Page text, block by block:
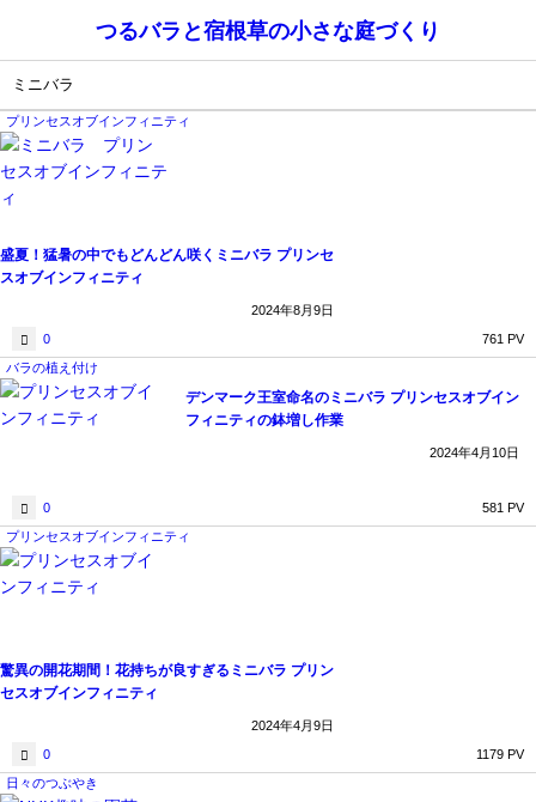
つるバラと宿根草の小さな庭づくり
ミニバラ
プリンセスオブインフィニティ
盛夏！猛暑の中でもどんどん咲くミニバラ プリンセ
スオブインフィニティ
2024年8月9日
0
761 PV
バラの植え付け
デンマーク王室命名のミニバラ プリンセスオブイン
フィニティの鉢増し作業
2024年4月10日
0
581 PV
プリンセスオブインフィニティ
驚異の開花期間！花持ちが良すぎるミニバラ プリン
セスオブインフィニティ
2024年4月9日
0
1179 PV
日々のつぶやき